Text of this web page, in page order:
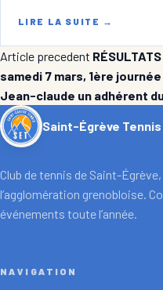
LIRE LA SUITE →
Article precedent
samedi 7 mars, 1ère journée
Jean-claude un adhérent
Saint-Égrève Tennis
Club de tennis de Saint-
l’agglomération grenobloise.
événements toute l’année.
NAVIGATION